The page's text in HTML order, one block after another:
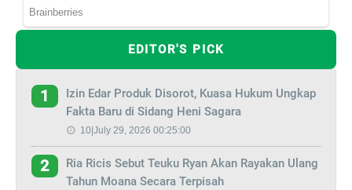
EDITOR'S PICK
1
Izin Edar Produk Disorot, Kuasa Hukum Ungkap
Fakta Baru di Sidang Heni Sagara
10|July 29, 2026 00:25:00
2
Ria Ricis Sebut Teuku Ryan Akan Rayakan Ulang
Tahun Moana Secara Terpisah